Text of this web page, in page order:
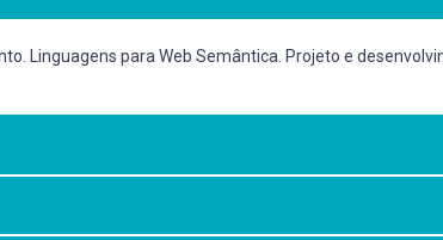
Linguagens para Web Semântica. Projeto e